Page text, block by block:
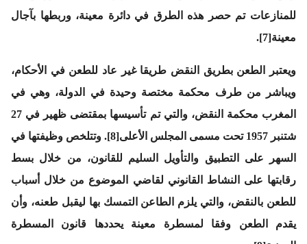
للمنازعات تم حصر هذه الطرق في دائرة معينة، وربطها بآجال
معينة[7].
ويعتبر الطعن بطريق النقض طريقا غير عاد للطعن في الأحكام،
ويباشر من طرف محكمة مختصة وحيدة في الدولة، وهي في
المغرب محكمة النقض، والتي تم تأسيسها بمقتضى ظهير في 27
شتنبر 1957 تحت مسمى المجلس الأعلى[8]. وتتلخص وظيفتها في
السهر على التطبيق والتأويل السليم للقانون، من خلال بسط
رقابتها على النشاط القانوني لقاضي الموضوع من خلال أسباب
للطعن بالنقض، والتي يلزم الطاعن التمسك بها ليقبل طعنه، وأن
يقدم الطعن وفقا لمسطرة معينة يحددها قانون المسطرة